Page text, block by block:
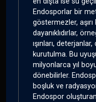
Endosporlar bir
göstermezler,
dayanıklıdırlar,
ışınları,
kurutulma. Bu
milyonlarca yıl
dönebilirler.
boşluk ve
Endospor